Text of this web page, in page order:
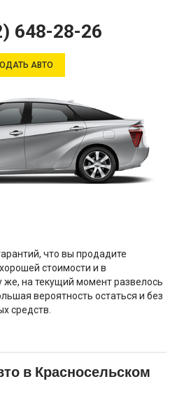
648-28-26
АВТО
что вы продадите
стоимости и в
на текущий момент развелось
вероятность остаться и без
средств.
в Красносельском